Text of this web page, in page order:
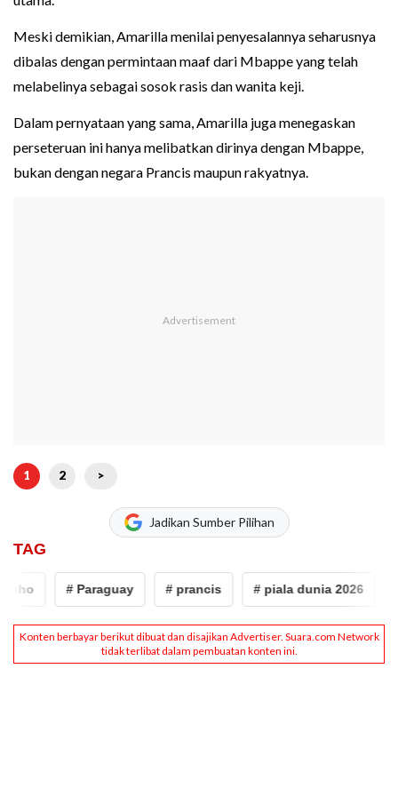
Meski demikian, Amarilla menilai penyesalannya seharusnya
dibalas dengan permintaan maaf dari Mbappe yang telah
melabelinya sebagai sosok rasis dan wanita keji.
Dalam pernyataan yang sama, Amarilla juga menegaskan
perseteruan ini hanya melibatkan dirinya dengan Mbappe,
bukan dengan negara Prancis maupun rakyatnya.
1 2 >
Jadikan Sumber Pilihan
TAG
# Paraguay # prancis # piala dunia 2026